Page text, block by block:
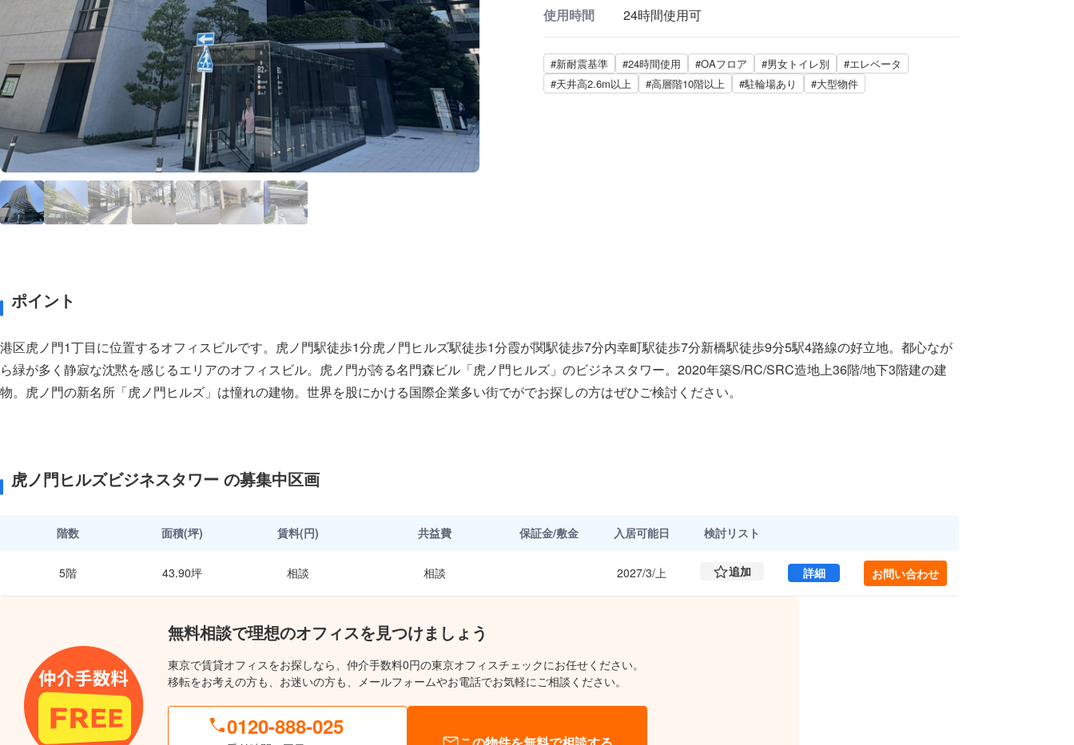
使用時間 24時間使用可
#新耐震基準 #24時間使用 #OAフロア #男女トイレ別
#エレベータ
#天井高2.6m以上
#高層階10階以上 #駐輪場あり #大型物件
ポイント
港区虎ノ門1丁目に位置するオフィスビルです。虎ノ門駅徒歩1分虎ノ門ヒルズ駅徒歩1分霞が関駅徒歩7分内幸町駅徒歩7分新橋駅徒歩9分5駅4路線の好立地。都心なが
ら緑が多く静寂な沈黙を感じるエリアのオフィスビル。虎ノ門が誇る名門森ビル「虎ノ門ヒルズ」のビジネスタワー。2020年築S/RC/SRC造地上36階/地下3階建の建
物。虎ノ門の新名所「虎ノ門ヒルズ」は憧れの建物。世界を股にかける国際企業多い街でがでお探しの方はぜひご検討ください。
虎ノ門ヒルズビジネスタワー の募集中区画
階数 面積(坪) 賃料(円) 共益費 保証金/敷金 入居可能日 検討リスト
5階 43.90坪 相談 相談 2027/3/上 追加 詳細虎ノ門ヒルズビジネスタワー 5 (145.12㎡) ｜港
お問い合わせ
無料相談で理想のオフィスを見つけましょう
東京で賃貸オフィスをお探しなら、仲介手数料0円の東京オフィスチェックにお任せください。
移転をお考えの方も、お迷いの方も、メールフォームやお電話でお気軽にご相談ください。
0120-888-025